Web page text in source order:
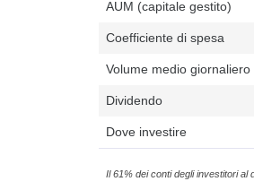
AUM (capitale gestito)
Coefficiente di spesa
Volume medio giornaliero
Dividendo
Dove investire
Il 61% dei conti degli investitori al